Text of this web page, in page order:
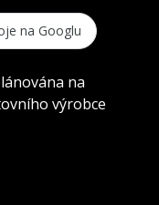
na Googlu
na
výrobce